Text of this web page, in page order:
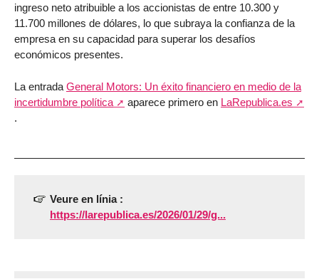
ingreso neto atribuible a los accionistas de entre 10.300 y
11.700 millones de dólares, lo que subraya la confianza de la
empresa en su capacidad para superar los desafíos
económicos presentes.
La entrada General Motors: Un éxito financiero en medio de la
incertidumbre política
aparece primero en LaRepublica.es
.
Veure en línia :
https://larepublica.es/2026/01/29/g...